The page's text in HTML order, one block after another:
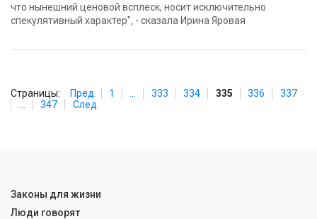
что нынешний ценовой всплеск, носит исключительно
спекулятивный характер", - сказала Ирина Яровая
Страницы: Пред. 1 333 334 335 336
337
347 След.
Законы для жизни
Люди говорят